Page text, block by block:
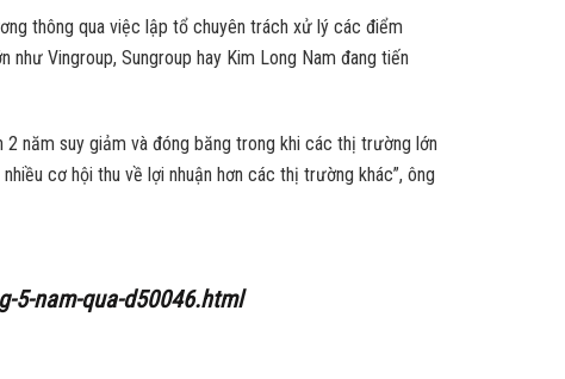
thông qua việc lập tổ chuyên trách xử lý các điểm
Vingroup, Sungroup hay Kim Long Nam đang tiến
năm suy giảm và đóng băng trong khi các thị trường lớn
cơ hội thu về lợi nhuận hơn các thị trường khác”, ông
5-nam-qua-d50046.html